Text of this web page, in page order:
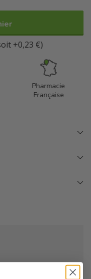
sans colorant et sans
+0,23 €)
Pharmacie
Française